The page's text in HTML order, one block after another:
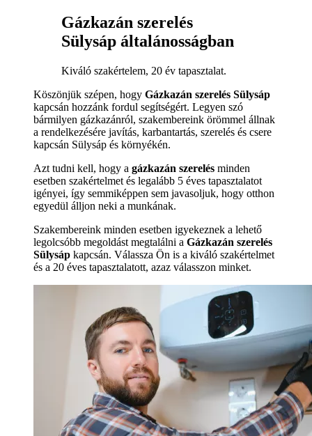
Gázkazán szerelés
Sülysáp általánosságban
Kiváló szakértelem, 20 év tapasztalat.
Köszönjük szépen, hogy Gázkazán szerelés Sülysáp
kapcsán hozzánk fordul segítségért. Legyen szó
bármilyen gázkazánról, szakembereink örömmel állnak
a rendelkezésére javítás, karbantartás, szerelés és csere
kapcsán Sülysáp és környékén.
Azt tudni kell, hogy a gázkazán szerelés minden
esetben szakértelmet és legalább 5 éves tapasztalatot
igényei, így semmiképpen sem javasoljuk, hogy otthon
egyedül álljon neki a munkának.
Szakembereink minden esetben igyekeznek a lehető
legolcsóbb megoldást megtalálni a Gázkazán szerelés
Sülysáp kapcsán. Válassza Ön is a kiváló szakértelmet
és a 20 éves tapasztalatott, azaz válasszon minket.